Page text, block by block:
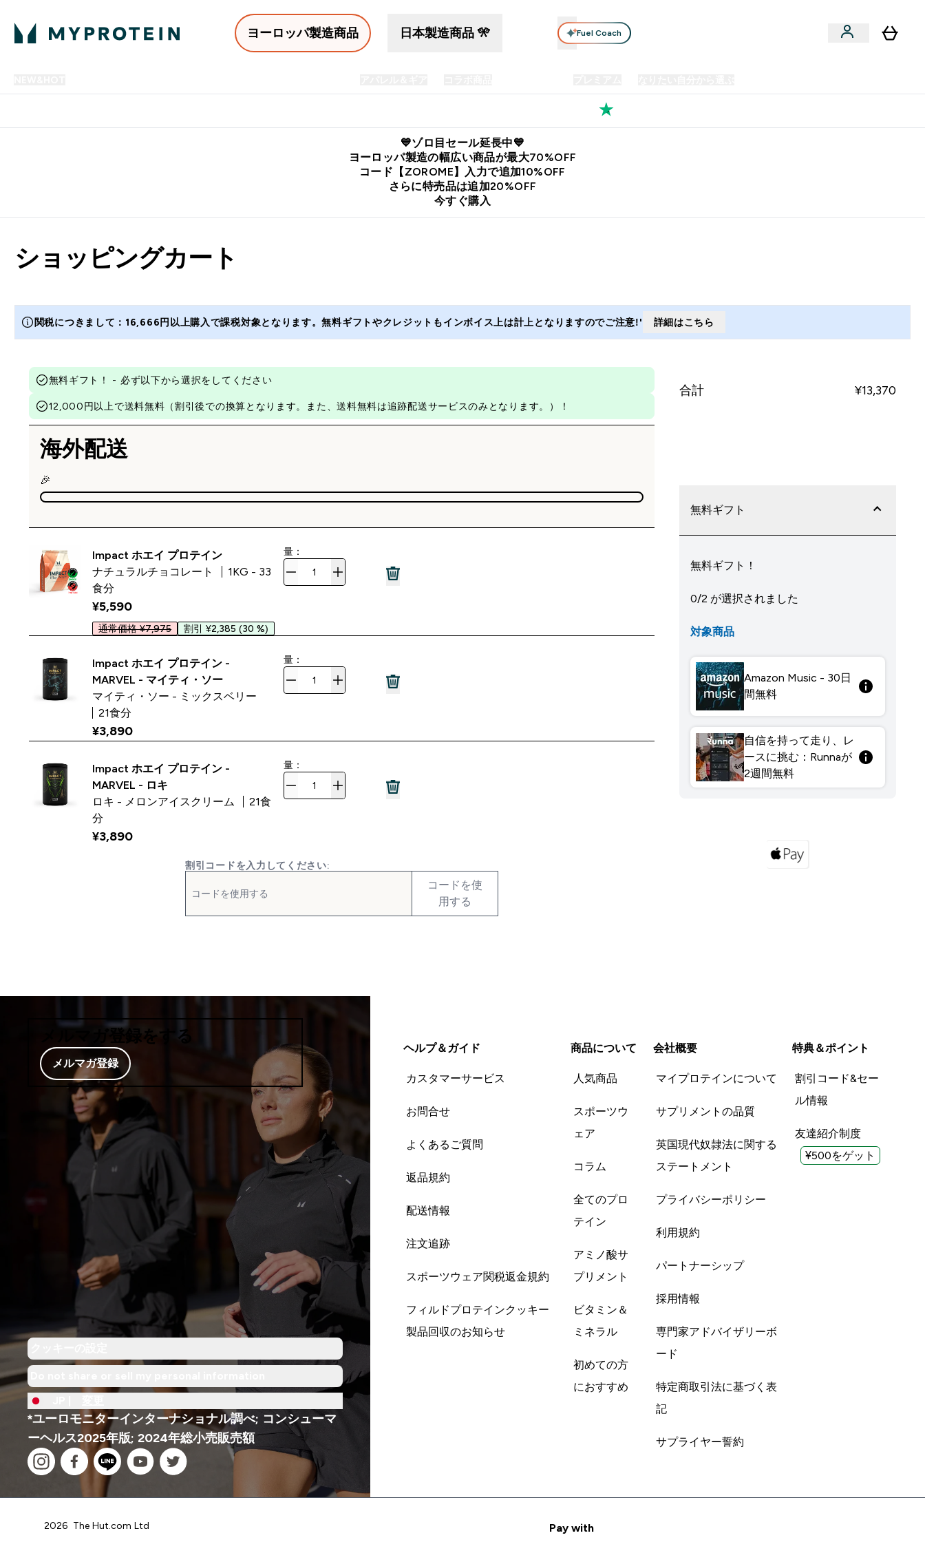
ヨーロッパ製造商品 日本製造商品 🎌 Fuel Coach
💙ゾロ目セール延長中💙
ヨーロッパ製造の幅広い商品が最大70%OFF
コード【ZOROME】入力で追加10%OFF
さらに特売品は追加20%OFF
今すぐ購入
ショッピングカート
関税につきまして：16,666円以上購入で課税対象となります。無料ギフトやクレジットもインボイス上は計上となりますのでご注意!' 詳細はこちら
無料ギフト！ - 必ず以下から選択をしてください
12,000円以上で送料無料（割引後での換算となります。また、送料無料は追跡配送サービスのみとなります。）！
海外配送
🎉
Impact ホエイ プロテイン
ナチュラルチョコレート
1KG - 33
食分
¥5,590‎
通常価格 ¥7,975 割引 ¥2,385 (30 %)
量：
Impact ホエイ プロテイン -
MARVEL - マイティ・ソー
マイティ・ソー - ミックスベリー
21食分
¥3,890‎
量：
Impact ホエイ プロテイン -
MARVEL - ロキ
ロキ - メロンアイスクリーム
21食
分
¥3,890‎
量：
割引コードを入力してください:
コードを使
用する
合計 ¥13,370‎
無料ギフト
無料ギフト！
0/2 が選択されました
対象商品
Amazon Music - 30日
間無料
自信を持って走り、レ
ースに挑む：Runnaが
2週間無料
メルマガ登録をする
メルマガ登録
*ユーロモニターインターナショナル調べ; コンシューマ
ーヘルス2025年版; 2024年総小売販売額
ヘルプ＆ガイド
カスタマーサービス
お問合せ
よくあるご質問
返品規約
配送情報
注文追跡
スポーツウェア関税返金規約
フィルドプロテインクッキー
製品回収のお知らせ
商品について
人気商品
スポーツウ
ェア
コラム
全てのプロ
テイン
アミノ酸サ
プリメント
ビタミン＆
ミネラル
初めての方
におすすめ
会社概要
マイプロテインについて
サプリメントの品質
英国現代奴隷法に関する
ステートメント
プライバシーポリシー
利用規約
パートナーシップ
採用情報
専門家アドバイザリーボ
ード
特定商取引法に基づく表
記
サプライヤー誓約
特典＆ポイント
割引コード&セー
ル情報
友達紹介制度
¥500をゲット
2026 The Hut.com Ltd Pay with